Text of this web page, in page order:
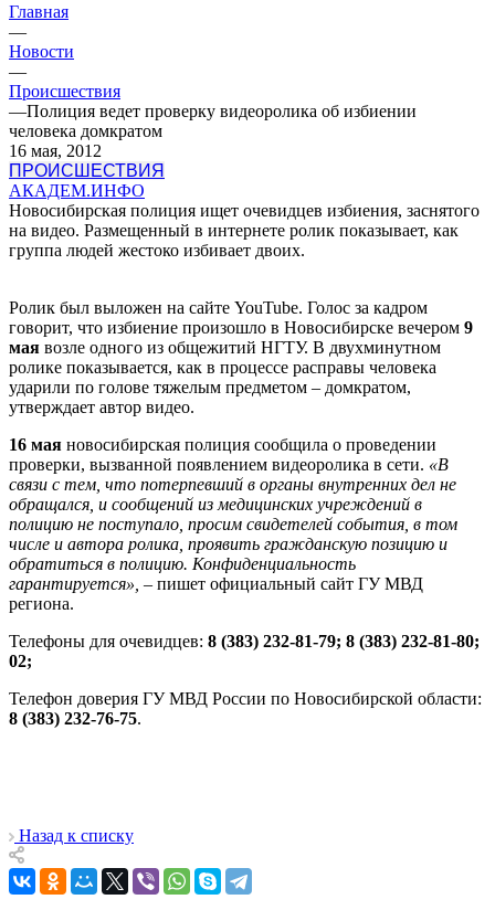
Главная
—
Новости
—
Происшествия
—Полиция ведет проверку видеоролика об избиении
человека домкратом
16 мая, 2012
ПРОИСШЕСТВИЯ
АКАДЕМ.ИНФО
Новосибирская полиция ищет очевидцев избиения, заснятого
на видео. Размещенный в интернете ролик показывает, как
группа людей жестоко избивает двоих.
Ролик был выложен на сайте YouTube. Голос за кадром
говорит, что избиение произошло в Новосибирске вечером 9
мая возле одного из общежитий НГТУ. В двухминутном
ролике показывается, как в процессе расправы человека
ударили по голове тяжелым предметом – домкратом,
утверждает автор видео.
16 мая новосибирская полиция сообщила о проведении
проверки, вызванной появлением видеоролика в сети. «В
связи с тем, что потерпевший в органы внутренних дел не
обращался, и сообщений из медицинских учреждений в
полицию не поступало, просим свидетелей события, в том
числе и автора ролика, проявить гражданскую позицию и
обратиться в полицию. Конфиденциальность
гарантируется», – пишет официальный сайт ГУ МВД
региона.
Телефоны для очевидцев: 8 (383) 232-81-79; 8 (383) 232-81-80;
02;
Телефон доверия ГУ МВД России по Новосибирской области:
8 (383) 232-76-75.
Назад к списку